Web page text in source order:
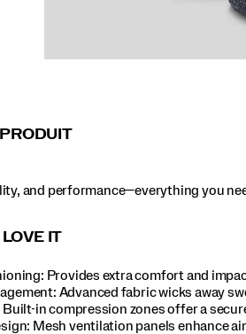
and performance—everything you
LOVE IT
Provides extra comfort and
Advanced fabric wicks away
in compression zones offer a
Mesh ventilation panels enhance